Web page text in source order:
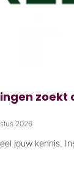
zoekt
2026
jouw kennis.